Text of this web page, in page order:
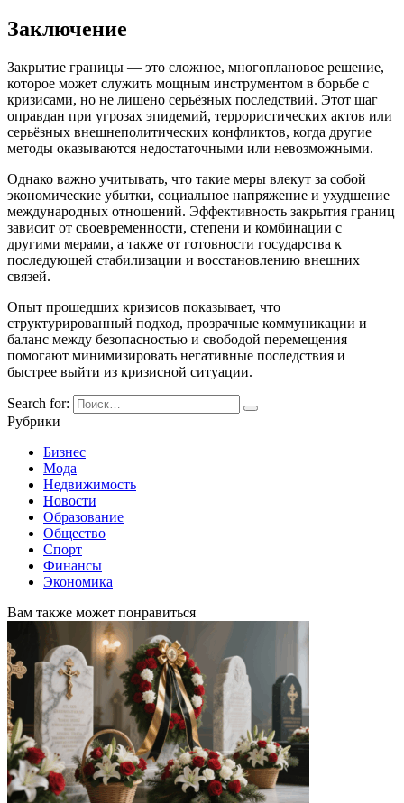
Заключение
Закрытие границы — это сложное, многоплановое решение,
которое может служить мощным инструментом в борьбе с
кризисами, но не лишено серьёзных последствий. Этот шаг
оправдан при угрозах эпидемий, террористических актов или
серьёзных внешнеполитических конфликтов, когда другие
методы оказываются недостаточными или невозможными.
Однако важно учитывать, что такие меры влекут за собой
экономические убытки, социальное напряжение и ухудшение
международных отношений. Эффективность закрытия границ
зависит от своевременности, степени и комбинации с
другими мерами, а также от готовности государства к
последующей стабилизации и восстановлению внешних
связей.
Опыт прошедших кризисов показывает, что
структурированный подход, прозрачные коммуникации и
баланс между безопасностью и свободой перемещения
помогают минимизировать негативные последствия и
быстрее выйти из кризисной ситуации.
Search for:
Рубрики
Бизнес
Мода
Недвижимость
Новости
Образование
Общество
Спорт
Финансы
Экономика
Вам также может понравиться